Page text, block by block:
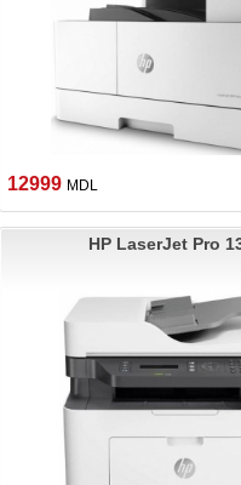
12999 MDL
HP LaserJet Pro